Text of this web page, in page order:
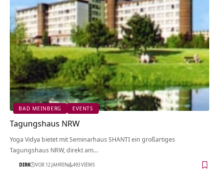
BAD MEINBERG EVENTS
Tagungshaus NRW
Yoga Vidya bietet mit Seminarhaus SHANTI ein großartiges
Tagungshaus NRW, direkt am…
DIRK VOR 12 JAHREN 493 VIEWS